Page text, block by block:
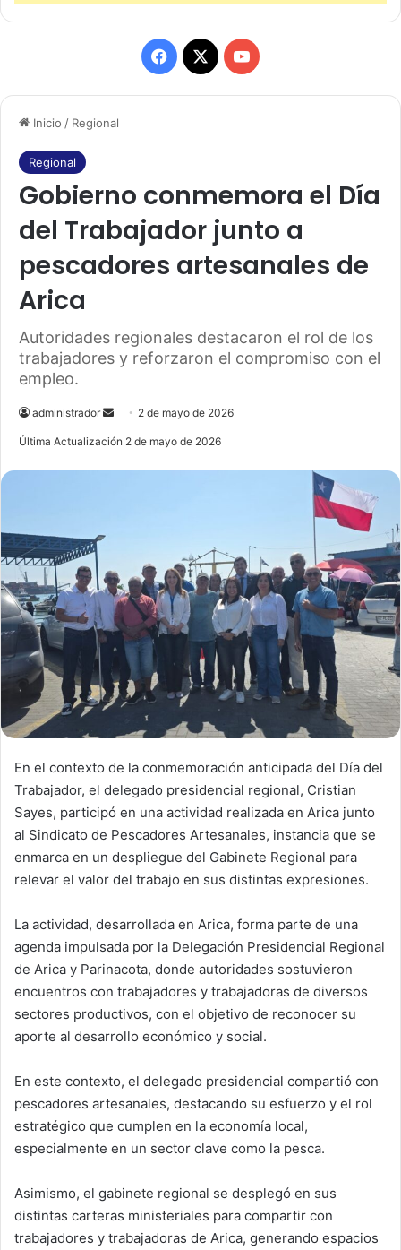
Inicio / Regional
Regional
Gobierno conmemora el Día
del Trabajador junto a
pescadores artesanales de
Arica
Autoridades regionales destacaron el rol de los
trabajadores y reforzaron el compromiso con el
empleo.
administrador
e
a
i
l
2 de mayo de 2026
Última Actualización 2 de mayo de 2026
En el contexto de la conmemoración anticipada del Día del
Trabajador, el delegado presidencial regional, Cristian
Sayes, participó en una actividad realizada en Arica junto
al Sindicato de Pescadores Artesanales, instancia que se
enmarca en un despliegue del Gabinete Regional para
relevar el valor del trabajo en sus distintas expresiones.
La actividad, desarrollada en Arica, forma parte de una
agenda impulsada por la Delegación Presidencial Regional
de Arica y Parinacota, donde autoridades sostuvieron
encuentros con trabajadores y trabajadoras de diversos
sectores productivos, con el objetivo de reconocer su
aporte al desarrollo económico y social.
En este contexto, el delegado presidencial compartió con
pescadores artesanales, destacando su esfuerzo y el rol
estratégico que cumplen en la economía local,
especialmente en un sector clave como la pesca.
Asimismo, el gabinete regional se desplegó en sus
distintas carteras ministeriales para compartir con
trabajadores y trabajadoras de Arica, generando espacios
F
a
b
o
o
X
Y
o
u
b
e